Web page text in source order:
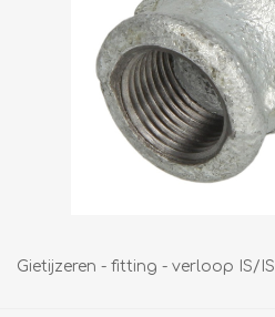
Gietijzeren - fitting - verloop IS/IS